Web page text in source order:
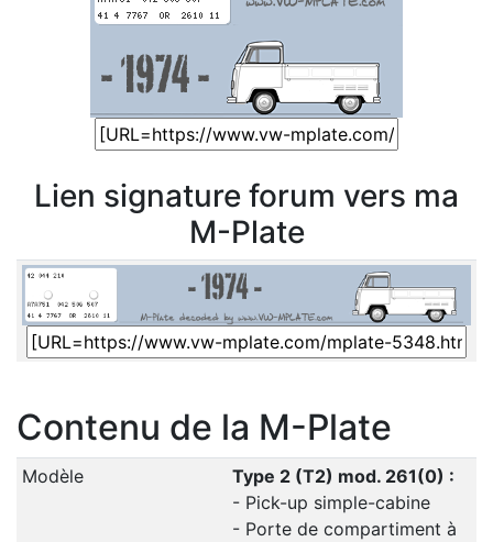
Lien signature forum vers ma
M-Plate
Contenu de la M-Plate
Modèle
Type 2 (T2) mod. 261(0) :
- Pick-up simple-cabine
- Porte de compartiment à